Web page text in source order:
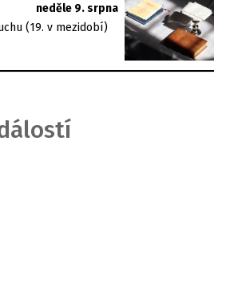
neděle 9. srpna
(19. v mezidobí)